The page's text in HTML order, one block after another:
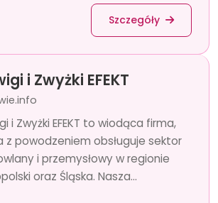
Szczegóły
i Zwyżki EFEKT
i Zwyżki EFEKT to wiodąca firma,
z powodzeniem obsługuje sektor
i przemysłowy w regionie
oraz Śląska. Nasza...